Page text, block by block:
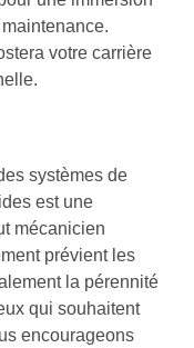
votre carrière
systèmes de
est une
mécanicien
prévient les
la pérennité
qui souhaitent
encourageons